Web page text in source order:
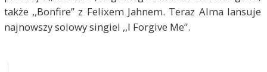
także ,,Bonfire” z Felixem Jahnem. Teraz Alma lansuje
najnowszy solowy singiel ,,I Forgive Me”.